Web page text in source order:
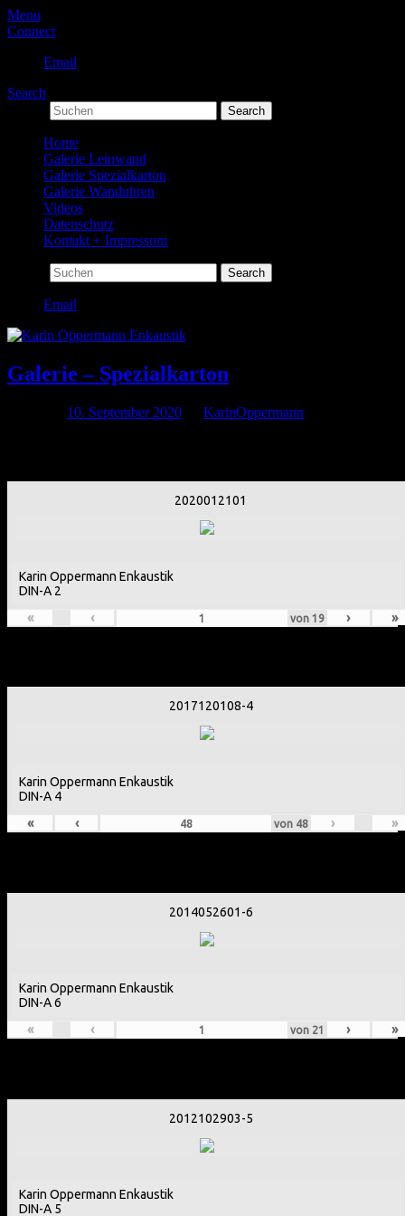
Menu
Connect
Email
Search
Home
Galerie Leinwand
Galerie Spezialkarton
Galerie Wanduhren
Videos
Datenschutz
Kontakt + Impressum
Karin Oppermann Enkaustik
Seelenbilder – Intuitive Malerei
Email
Galerie – Spezialkarton
10. September 2020 KarinOppermann
2020012101
Karin Oppermann Enkaustik
DIN-A 2
« ‹ von 19 › »
2017120108-4
Karin Oppermann Enkaustik
DIN-A 4
« ‹ von 48 › »
2014052601-6
Karin Oppermann Enkaustik
DIN-A 6
« ‹ von 21 › »
2012102903-5
Karin Oppermann Enkaustik
DIN-A 5